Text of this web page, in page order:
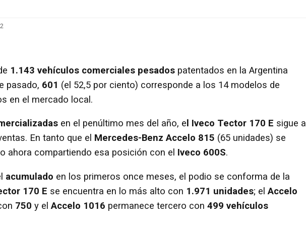
1.143 vehículos comerciales pesados patentados en la Argentina
pasado, 601 (el 52,5 por ciento) corresponde a los 14 modelos de
en el mercado local.
en el penúltimo mes del año, e l Iveco Tector 170 E sigue al
En tanto que el Mercedes-Benz Accelo 815 (65 unidades) se
ahora compartiendo esa posición con el Iveco 600S.
acumulado en los primeros once meses, el podio se conforma de la
170 E se encuentra en lo más alto con 1.971 unidades; elAccelo
750 y elAccelo 1016 permanece tercero con 499 vehículos